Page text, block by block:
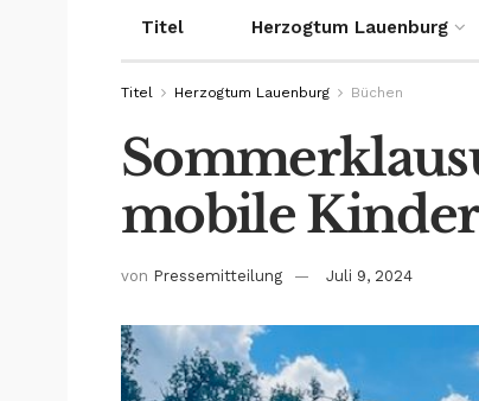
Titel Herzogtum Lauenburg
Titel Herzogtum Lauenburg Büchen
mobile
von Pressemitteilung Juli 9, 2024